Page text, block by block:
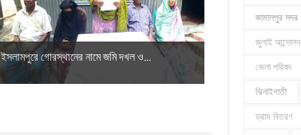
ইসলামপুরে গোরস্থানের নামে জমি দখল ও...
জামালপুর সদর
জুলাই আন্দোলন
জেলা পরিষদ
ঝিনাইগাতী
ড্রাম বিতরণ